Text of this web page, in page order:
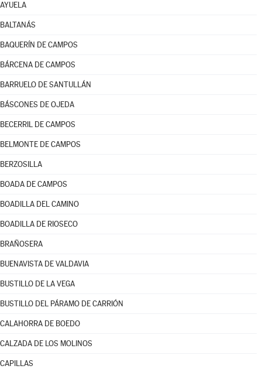
AYUELA
BALTANÁS
BAQUERÍN DE CAMPOS
BÁRCENA DE CAMPOS
BARRUELO DE SANTULLÁN
BÁSCONES DE OJEDA
BECERRIL DE CAMPOS
BELMONTE DE CAMPOS
BERZOSILLA
BOADA DE CAMPOS
BOADILLA DEL CAMINO
BOADILLA DE RIOSECO
BRAÑOSERA
BUENAVISTA DE VALDAVIA
BUSTILLO DE LA VEGA
BUSTILLO DEL PÁRAMO DE CARRIÓN
CALAHORRA DE BOEDO
CALZADA DE LOS MOLINOS
CAPILLAS